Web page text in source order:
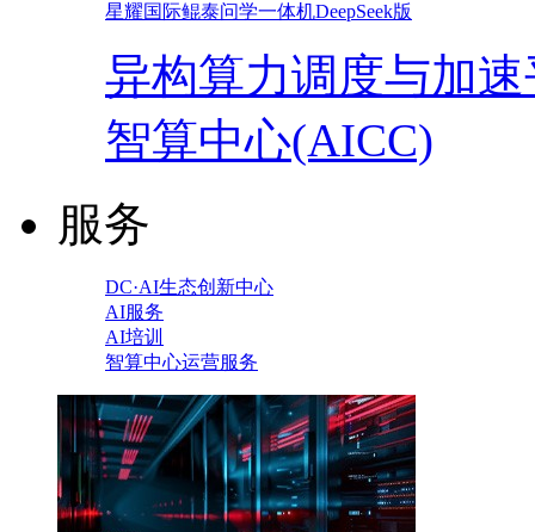
星耀国际鲲泰问学一体机DeepSeek版
异构算力调度与加
智算中心(AICC)
服务
DC·AI生态创新中心
AI服务
AI培训
智算中心运营服务